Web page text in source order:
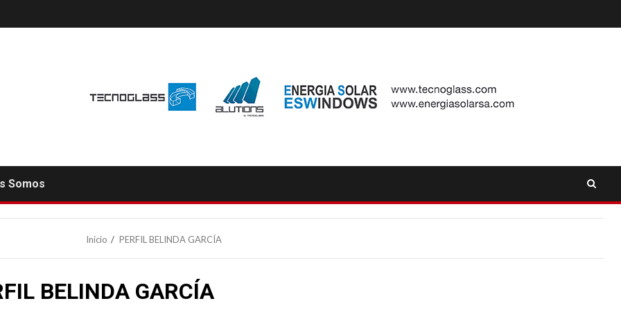
Somos
Inicio PERFIL BELINDA GARCÍA
BELINDA GARCÍA